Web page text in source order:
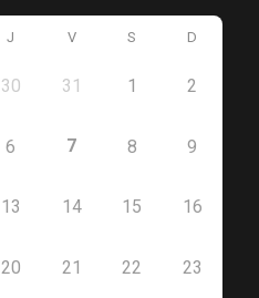
J V S D
30 31 1 2
6 7 8 9
13 14 15 16
20 21 22 23